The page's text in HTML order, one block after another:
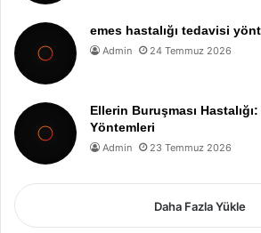
emes hastalığı tedavisi
Admin 24 Temmuz 2026
Ellerin Buruşması
Yöntemleri
Admin 23 Temmuz 2026
Daha Fazla Yükle